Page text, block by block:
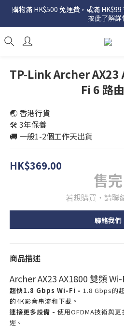
購物滿 HK$500 免運費，或滿
按此了解詳
TP-Link Archer AX23
Fi 6 路
🌏 香港行貨
🛠️ 3年保養
🚚 一般1-2個工作天出貨
HK$369.00
售完
若想購買，請聯
聯絡我們
商品描述
Archer AX23 AX1800 雙頻
超快1.8 Gbps Wi-Fi - 1.8 Gbps的
的4K影音串流和下載。
連接更多設備 - 使用OFDMA技術與
遲。